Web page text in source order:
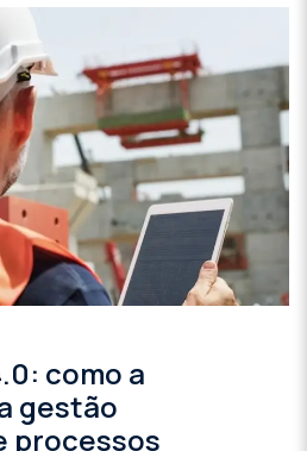
como a
gestão
processos